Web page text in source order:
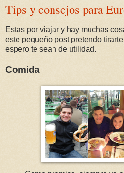
Tips y consejos para
Estas por viajar y hay muchas
este pequeño post pretendo
espero te sean de utilidad.
Comida